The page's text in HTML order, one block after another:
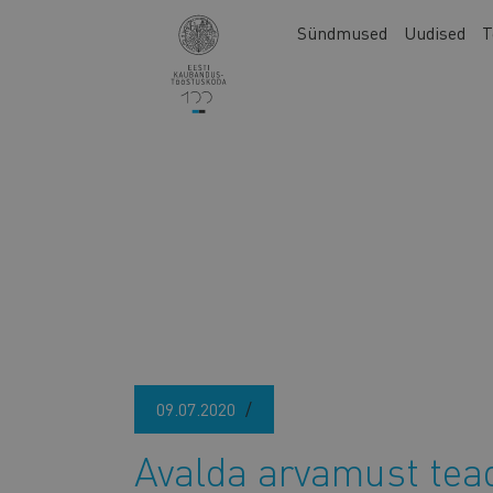
Main
Sündmused Uudised
09.07.2020
Avalda arvamust